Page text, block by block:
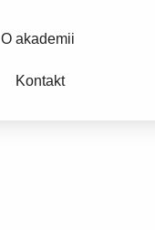
O akademii
Kontakt